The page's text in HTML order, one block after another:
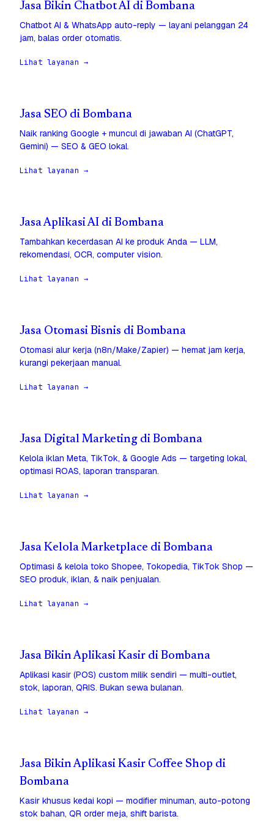
Jasa Bikin Chatbot AI di Bombana
Chatbot AI & WhatsApp auto-reply — layani pelanggan 24
jam, balas order otomatis.
Lihat layanan →
Jasa SEO di Bombana
Naik ranking Google + muncul di jawaban AI (ChatGPT,
Gemini) — SEO & GEO lokal.
Lihat layanan →
Jasa Aplikasi AI di Bombana
Tambahkan kecerdasan AI ke produk Anda — LLM,
rekomendasi, OCR, computer vision.
Lihat layanan →
Jasa Otomasi Bisnis di Bombana
Otomasi alur kerja (n8n/Make/Zapier) — hemat jam kerja,
kurangi pekerjaan manual.
Lihat layanan →
Jasa Digital Marketing di Bombana
Kelola iklan Meta, TikTok, & Google Ads — targeting lokal,
optimasi ROAS, laporan transparan.
Lihat layanan →
Jasa Kelola Marketplace di Bombana
Optimasi & kelola toko Shopee, Tokopedia, TikTok Shop —
SEO produk, iklan, & naik penjualan.
Lihat layanan →
Jasa Bikin Aplikasi Kasir di Bombana
Aplikasi kasir (POS) custom milik sendiri — multi-outlet,
stok, laporan, QRIS. Bukan sewa bulanan.
Lihat layanan →
Jasa Bikin Aplikasi Kasir Coffee Shop di
Bombana
Kasir khusus kedai kopi — modifier minuman, auto-potong
stok bahan, QR order meja, shift barista.